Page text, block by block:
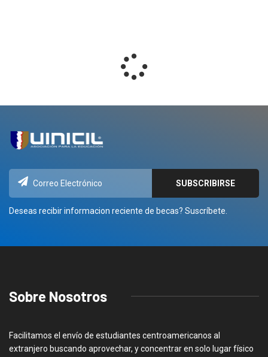
Deseas recibir informacion reciente de becas? Suscríbete.
Sobre Nosotros
Facilitamos el envío de estudiantes centroamericanos al
extranjero buscando aprovechar, y concentrar en solo lugar físico